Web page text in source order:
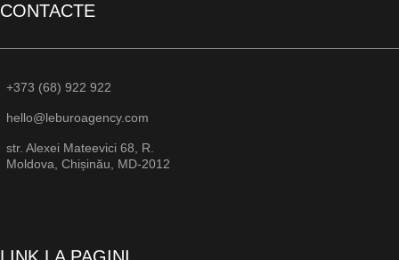
CONTACTE
+373 (68) 922 922
hello@leburoagency.com
str. Alexei Mateevici 68, R.
Moldova, Chișinău, MD-2012